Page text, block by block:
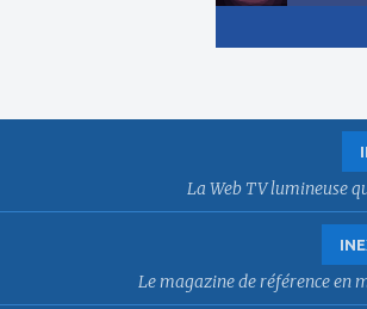
La Web TV lumineuse
Le magazine de référence en